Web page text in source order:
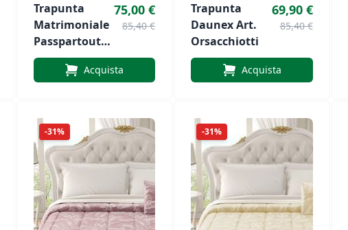
Trapunta
Matrimoniale
Passpartout
Midseason Di
Riviera
75,00 €
85,40 €
Acquista
Trapunta
Daunex Art.
Orsacchiotti
69,90 €
85,40 €
Acquista
-31% -31%